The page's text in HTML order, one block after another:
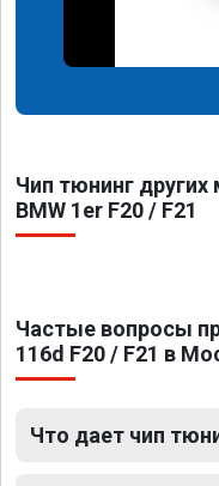
Чип тюнинг
BMW 1er F20 / F21
Частые вопросы
116d F20 / F21 в
Что дает чип